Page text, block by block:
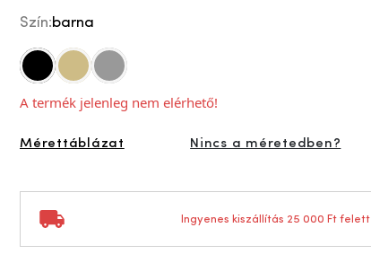
Szín:barna
feketedrappszürke
A termék jelenleg nem elérhető!
Mérettáblázat Nincs a méretedben?
Ingyenes kiszállítás 25 000 Ft felett